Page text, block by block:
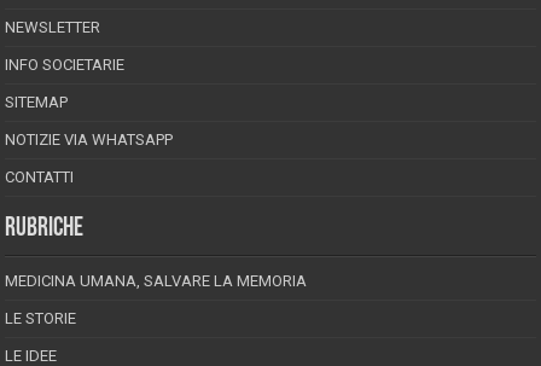
NEWSLETTER
INFO SOCIETARIE
SITEMAP
NOTIZIE VIA WHATSAPP
CONTATTI
RUBRICHE
MEDICINA UMANA, SALVARE LA MEMORIA
LE STORIE
LE IDEE